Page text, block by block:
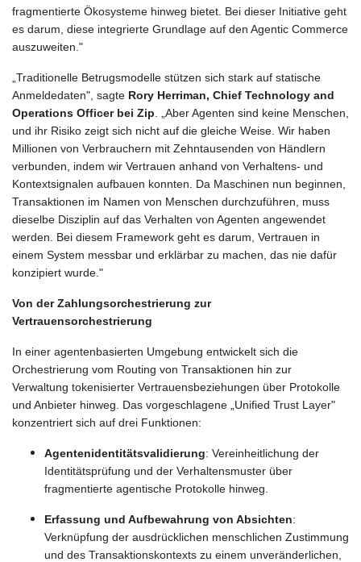
fragmentierte Ökosysteme hinweg bietet. Bei dieser Initiative geht
es darum, diese integrierte Grundlage auf den Agentic Commerce
auszuweiten."
„Traditionelle Betrugsmodelle stützen sich stark auf statische
Anmeldedaten", sagte Rory Herriman, Chief Technology and
Operations Officer bei Zip . „Aber Agenten sind keine Menschen,
und ihr Risiko zeigt sich nicht auf die gleiche Weise. Wir haben
Millionen von Verbrauchern mit Zehntausenden von Händlern
verbunden, indem wir Vertrauen anhand von Verhaltens- und
Kontextsignalen aufbauen konnten. Da Maschinen nun beginnen,
Transaktionen im Namen von Menschen durchzuführen, muss
dieselbe Disziplin auf das Verhalten von Agenten angewendet
werden. Bei diesem Framework geht es darum, Vertrauen in
einem System messbar und erklärbar zu machen, das nie dafür
konzipiert wurde."
Von der Zahlungsorchestrierung zur
Vertrauensorchestrierung
In einer agentenbasierten Umgebung entwickelt sich die
Orchestrierung vom Routing von Transaktionen hin zur
Verwaltung tokenisierter Vertrauensbeziehungen über Protokolle
und Anbieter hinweg. Das vorgeschlagene „Unified Trust Layer"
konzentriert sich auf drei Funktionen:
Agentenidentitätsvalidierung: Vereinheitlichung der
Identitätsprüfung und der Verhaltensmuster über
fragmentierte agentische Protokolle hinweg.
Erfassung und Aufbewahrung von Absichten:
Verknüpfung der ausdrücklichen menschlichen Zustimmung
und des Transaktionskontexts zu einem unveränderlichen,